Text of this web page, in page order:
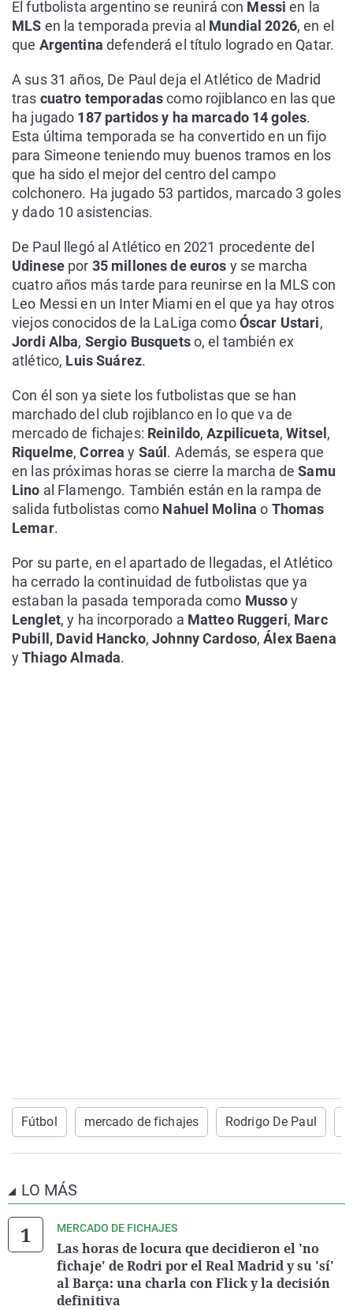
El futbolista argentino se reunirá con Messien la
MLS en la temporada previa al Mundial 2026, en el
que Argentina defenderá el título logrado en Qatar.
A sus 31 años, De Paul deja el Atlético de Madrid
tras cuatro temporadascomo rojiblanco en las que
ha jugado 187 partidos y ha marcado 14 goles.
Esta última temporada se ha convertido en un fijo
para Simeone teniendo muy buenos tramos en los
que ha sido el mejor del centro del campo
colchonero. Ha jugado 53 partidos, marcado 3 goles
y dado 10 asistencias.
De Paul llegó al Atlético en 2021 procedente del
Udinese por 35 millones de euros y se marcha
cuatro años más tarde para reunirse en la MLS con
Leo Messi en un Inter Miami en el que ya hay otros
viejos conocidos de la LaLiga comoÓscar Ustari,
Jordi Alba, Sergio Busquetso, el también ex
atlético, Luis Suárez.
Con él son ya siete los futbolistas que se han
marchado del club rojiblanco en lo que va de
mercado de fichajes: Reinildo,Azpilicueta,Witsel ,
Riquelme,Correay Saúl . Además, se espera que
en las próximas horas se cierre la marcha deSamu
Lino al Flamengo. También están en la rampa de
salida futbolistas como Nahuel Molina o Thomas
Lemar.
Por su parte, en el apartado de llegadas, el Atlético
ha cerrado la continuidad de futbolistas que ya
estaban la pasada temporada como Mussoy
Lenglet, y ha incorporado a Matteo Ruggeri, Marc
Pubill, David Hancko,Johnny Cardoso, Álex Baena
yThiago Almada.
Fútbol mercado de fichajes Rodrigo De Paul
LO MÁS
MERCADO DE FICHAJES
Las horas de locura que decidieron el 'no
fichaje' de Rodri por el Real Madrid y su 'sí'
al Barça: una charla con Flick y la decisión
definitiva